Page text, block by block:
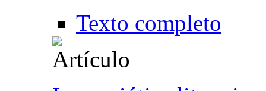
Texto completo